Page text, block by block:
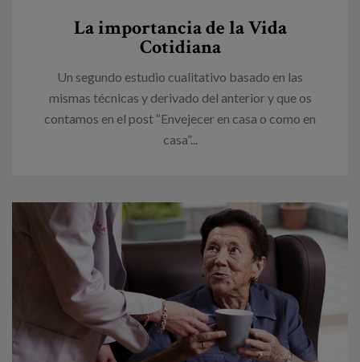
La importancia de la Vida
Cotidiana
Un segundo estudio cualitativo basado en las
mismas técnicas y derivado del anterior y que os
contamos en el post “Envejecer en casa o como en
casa”...